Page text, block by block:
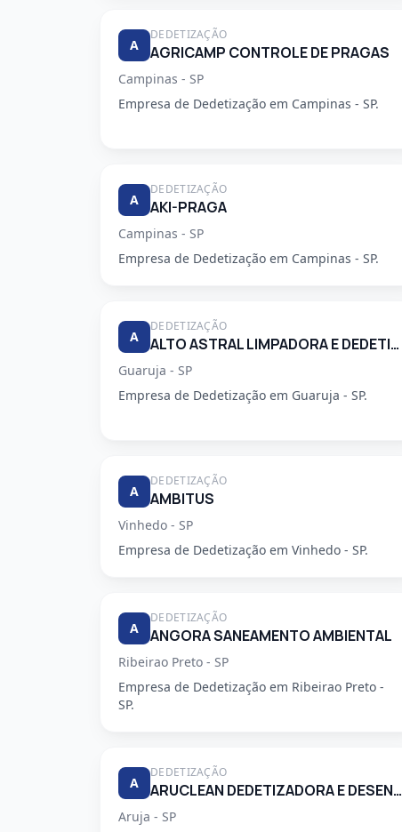
A
DEDETIZAÇÃO
AGRICAMP CONTROLE DE PRAGAS
Campinas - SP
Empresa de Dedetização em Campinas - SP.
A
DEDETIZAÇÃO
AKI-PRAGA
Campinas - SP
Empresa de Dedetização em Campinas - SP.
A
DEDETIZAÇÃO
ALTO ASTRAL LIMPADORA E DEDETIZADORA
Guaruja - SP
Empresa de Dedetização em Guaruja - SP.
A
DEDETIZAÇÃO
AMBITUS
Vinhedo - SP
Empresa de Dedetização em Vinhedo - SP.
A
DEDETIZAÇÃO
ANGORA SANEAMENTO AMBIENTAL
Ribeirao Preto - SP
Empresa de Dedetização em Ribeirao Preto -
SP.
A
DEDETIZAÇÃO
ARUCLEAN DEDETIZADORA E DESENTUPIDORA
Aruja - SP